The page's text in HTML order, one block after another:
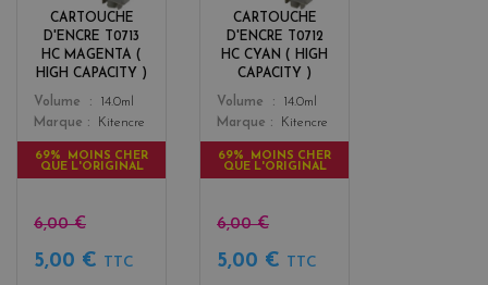
CARTOUCHE
D'ENCRE T0713
HC MAGENTA (
HIGH CAPACITY )
Color
n
t
a
Volume
14.0ml
Marque
Kitencre
69% MOINS CHER
QUE L'ORIGINAL
6,00 €
5,00 € TTC
CARTOUCHE
D'ENCRE T0712
HC CYAN ( HIGH
CAPACITY )
Color
Volume
14.0ml
Marque
Kitencre
69% MOINS CHER
QUE L'ORIGINAL
6,00 €
5,00 € TTC